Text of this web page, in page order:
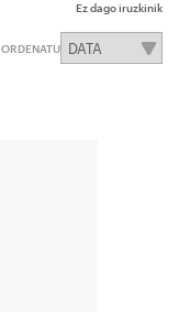
Ez dago iruzkinik
ORDENATU